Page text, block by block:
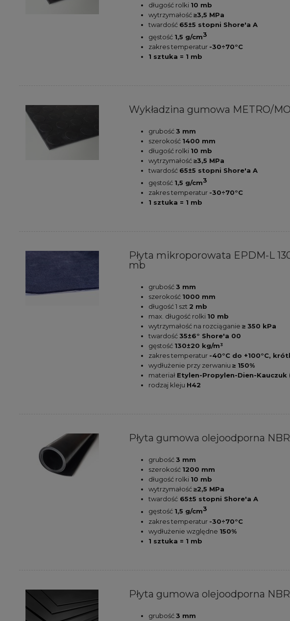
długość rolki 10 mb
wytrzymałość≥3,5 MPa
twardość 65±5 stopni Shore'a A
gęstość 1,5 g/cm3
zakres temperatur -30÷70°C
1 sztuka = 1 mb
Wykładzina gumowa METRO/
grubość 3 mm
szerokość 1400 mm
długość rolki 10 mb
wytrzymałość≥3,5 MPa
twardość 65±5 stopni Shore'a A
gęstość 1,5 g/cm3
zakres temperatur -30÷70°C
1 sztuka = 1 mb
Płyta mikroporowata EPDM-L
mb
grubość 3 mm
szerokość 1000 mm
długość 1 szt 2 mb
max. długość rolki 10 mb
wytrzymałość na rozciąganie≥ 350 kPa
twardość 35±6° Shore'a 00
gęstość 130±20 kg/m³
zakres temperatur -40°C do +100°C,
wydłużenie przy zerwaniu≥ 150%
materiał Etylen-Propylen-Dien-Kauczuk
rodzaj kleju H42
Płyta gumowa olejoodporna
grubość 3 mm
szerokość 1200 mm
długość rolki 10 mb
wytrzymałość≥2,5 MPa
twardość 65±5 stopni Shore'a A
gęstość 1,5 g/cm3
zakres temperatur -30÷70°C
wydłużenie względne 150%
1 sztuka = 1 mb
Płyta gumowa olejoodporna
grubość 3 mm